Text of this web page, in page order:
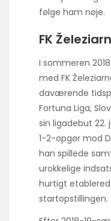
følge ham nøje.
FK
I sommeren
med FK
daværende
Fortuna Liga,
sin ligadebut 22.
1-2-opgør mod
han spillede
urokkelige
hurtigt
startopstillingen.